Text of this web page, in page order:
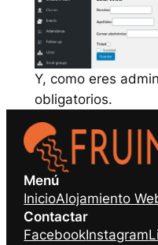
Y, como eres
obligatorios.
Menú
InicioAlojamiento
Contactar
FacebookInstagram